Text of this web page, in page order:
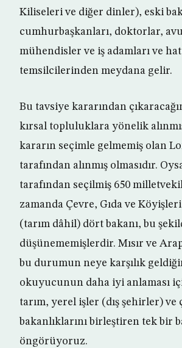
Kiliseleri ve diğer dinler), eski
cumhurbaşkanları, doktorlar,
mühendisler ve iş adamları ve
temsilcilerinden meydana gelir.
Bu tavsiye kararından
kırsal topluluklara yönelik
kararın seçimle gelmemiş olan
tarafından alınmış olmasıdır.
tarafından seçilmiş 650
zamanda Çevre, Gıda ve Köyişleri
(tarım dâhil) dört bakanı, bu
düşünememişlerdir. Mısır ve
bu durumun neye karşılık
okuyucunun daha iyi anlaması
tarım, yerel işler (dış şehirler) ve
bakanlıklarını birleştiren tek bir
öngörüyoruz.